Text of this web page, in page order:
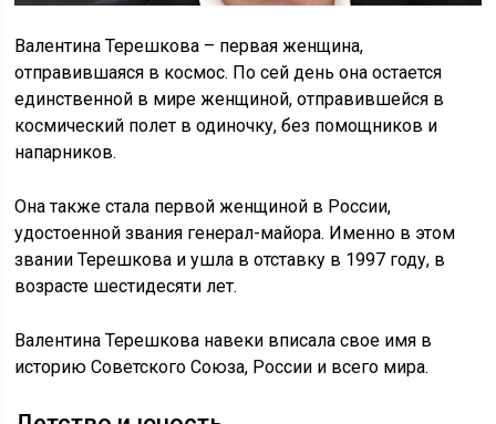
Валентина Терешкова – первая женщина,
отправившаяся в космос. По сей день она остается
единственной в мире женщиной, отправившейся в
космический полет в одиночку, без помощников и
напарников.
Она также стала первой женщиной в России,
удостоенной звания генерал-майора. Именно в этом
звании Терешкова и ушла в отставку в 1997 году, в
возрасте шестидесяти лет.
Валентина Терешкова навеки вписала свое имя в
историю Советского Союза, России и всего мира.